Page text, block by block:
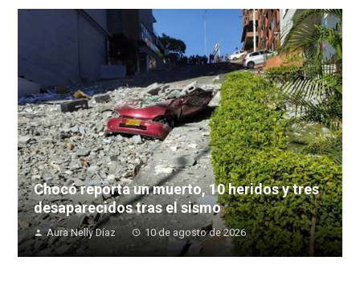
Chocó reporta un muerto, 10 heridos y tres
desaparecidos tras el sismo
Aura Nelly Díaz 10 de agosto de 2026